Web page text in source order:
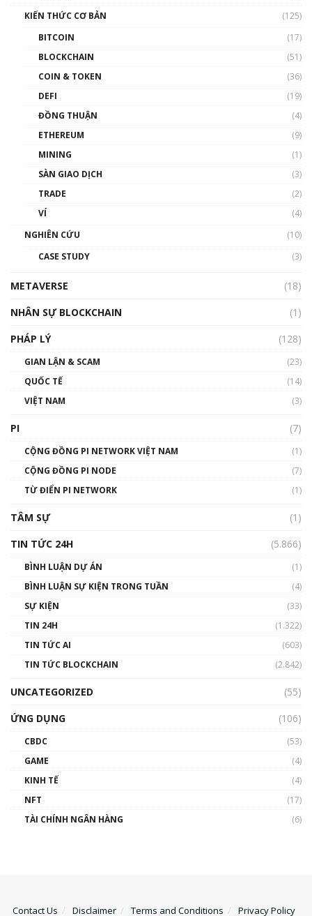
00:43:47
như thể nào?
00:39:31
Phổ cập Blockchain
thống & Crypto qua các cuộc chiến | Phổ cập
01:32:59
gió ấm
Talkshow 14: MemeCoin – Trò đùa tỷ đô
01:29:26
KIẾN THỨC CƠ BẢN
(125)
BITCOIN
(17)
BLOCKCHAIN
(51)
COIN & TOKEN
(36)
DEFI
(19)
ĐỒNG THUẬN
(4)
ETHEREUM
(9)
MINING
(1)
SÀN GIAO DỊCH
(3)
TRADE
(2)
VÍ
(4)
NGHIÊN CỨU
(10)
CASE STUDY
(3)
METAVERSE
(18)
NHÂN SỰ BLOCKCHAIN
(1)
PHÁP LÝ
(128)
GIAN LẬN & SCAM
(23)
QUỐC TẾ
(14)
VIỆT NAM
(3)
PI (7)
CỘNG ĐỒNG PI NETWORK VIỆT NAM
(1)
CỘNG ĐỒNG PI NODE
(7)
TỪ ĐIỂN PI NETWORK
(1)
TÂM SỰ
(1)
TIN TỨC 24H
(5.866)
BÌNH LUẬN DỰ ÁN
(1)
BÌNH LUẬN SỰ KIỆN TRONG TUẦN
(4)
SỰ KIỆN
(33)
TIN 24H
(1.322)
TIN TỨC AI
(603)
TIN TỨC BLOCKCHAIN
(2.842)
UNCATEGORIZED
(55)
ỨNG DỤNG
(106)
CBDC
(53)
GAME
(4)
KINH TẾ
(4)
NFT
(17)
TÀI CHÍNH NGÂN HÀNG
(6)
Contact Us Disclaimer Terms and Conditions Privacy Policy